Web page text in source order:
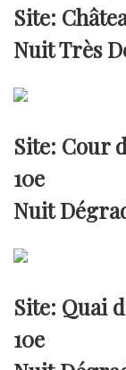
Site:
Nuit Très
Site: Cour
10e
Nuit
Site: Quai
10e